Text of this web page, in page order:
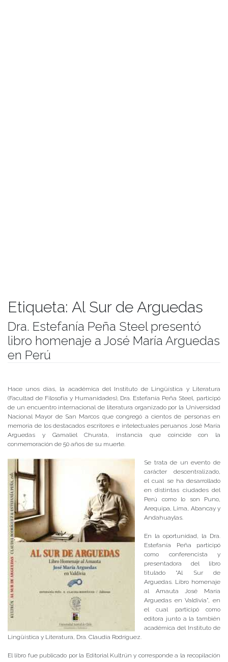
Etiqueta: Al Sur de Arguedas
Dra. Estefanía Peña Steel presentó
libro homenaje a José María Arguedas
en Perú
Hace unos días, la académica del Instituto de Lingüística y Literatura
(Facultad de Filosofía y Humanidades), Dra. Estefanía Peña Steel, participó
de un encuentro internacional de literatura organizado por la Universidad
Nacional Mayor de San Marcos que congregó a cientos de personas en
memoria de los destacados escritores e intelectuales peruanos José María
Arguedas y Gamaliel Churata, instancia que coincide con la
conmemoración de 50 años de su muerte.
Se trata de un evento de
carácter descentralizado,
el cual se ha desarrollado
en distintas ciudades del
Perú como lo son Puno,
Arequipa, Lima, Abancay y
Andahuaylas.
En la oportunidad, la Dra.
Estefanía Peña participó
como conferencista y
presentadora del libro
titulado “Al Sur de
Arguedas. Libro homenaje
al Amauta José María
Arguedas en Valdivia”, en
el cual participó como
editora junto a la también
académica del Instituto de
Lingüística y Literatura, Dra. Claudia Rodríguez.
El libro fue publicado por la Editorial Kultrún y corresponde a la recopilación